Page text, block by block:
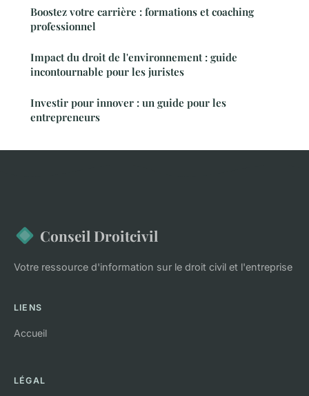
Boostez votre carrière : formations et coaching
professionnel
Impact du droit de l'environnement : guide
incontournable pour les juristes
Investir pour innover : un guide pour les
entrepreneurs
Conseil Droitcivil
Votre ressource d'information sur le droit civil et l'entreprise
LIENS
Accueil
LÉGAL